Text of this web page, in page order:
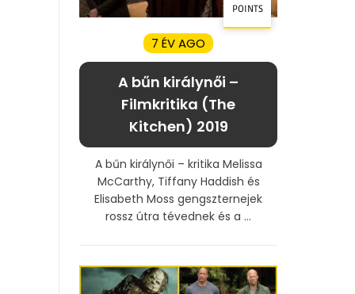
POINTS
7 ÉV AGO
A bűn királynői –
Filmkritika (The
Kitchen) 2019
A bűn királynői – kritika Melissa
McCarthy, Tiffany Haddish és
Elisabeth Moss gengszternejek
rossz útra tévednek és a ...